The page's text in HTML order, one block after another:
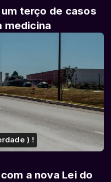
terço de casos
medicina
) !
a nova Lei do